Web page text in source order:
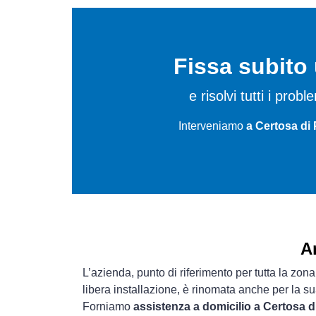
Fissa subito
e risolvi tutti i
Interveniamo a Certosa di
L’azienda, punto di riferimento per tutta la
libera installazione, è rinomata anche per la
Forniamo assistenza a domicilio a Certosa